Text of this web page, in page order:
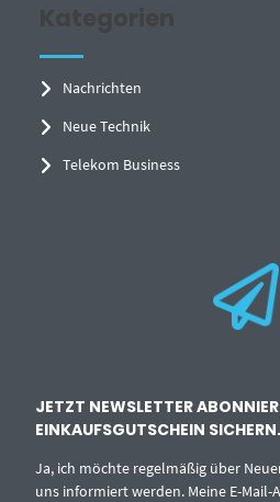
Kategorien
Nachrichten
Neue Technik
Telekom Business
JETZT NEWSLETTER
EINKAUFSGUTSCHEIN SICHERN.
Ja, ich möchte regelmäßig über
uns informiert werden. Meine E-